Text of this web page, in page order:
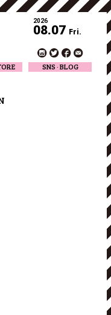
2026
08.07 Fri.
SNS · BLOG